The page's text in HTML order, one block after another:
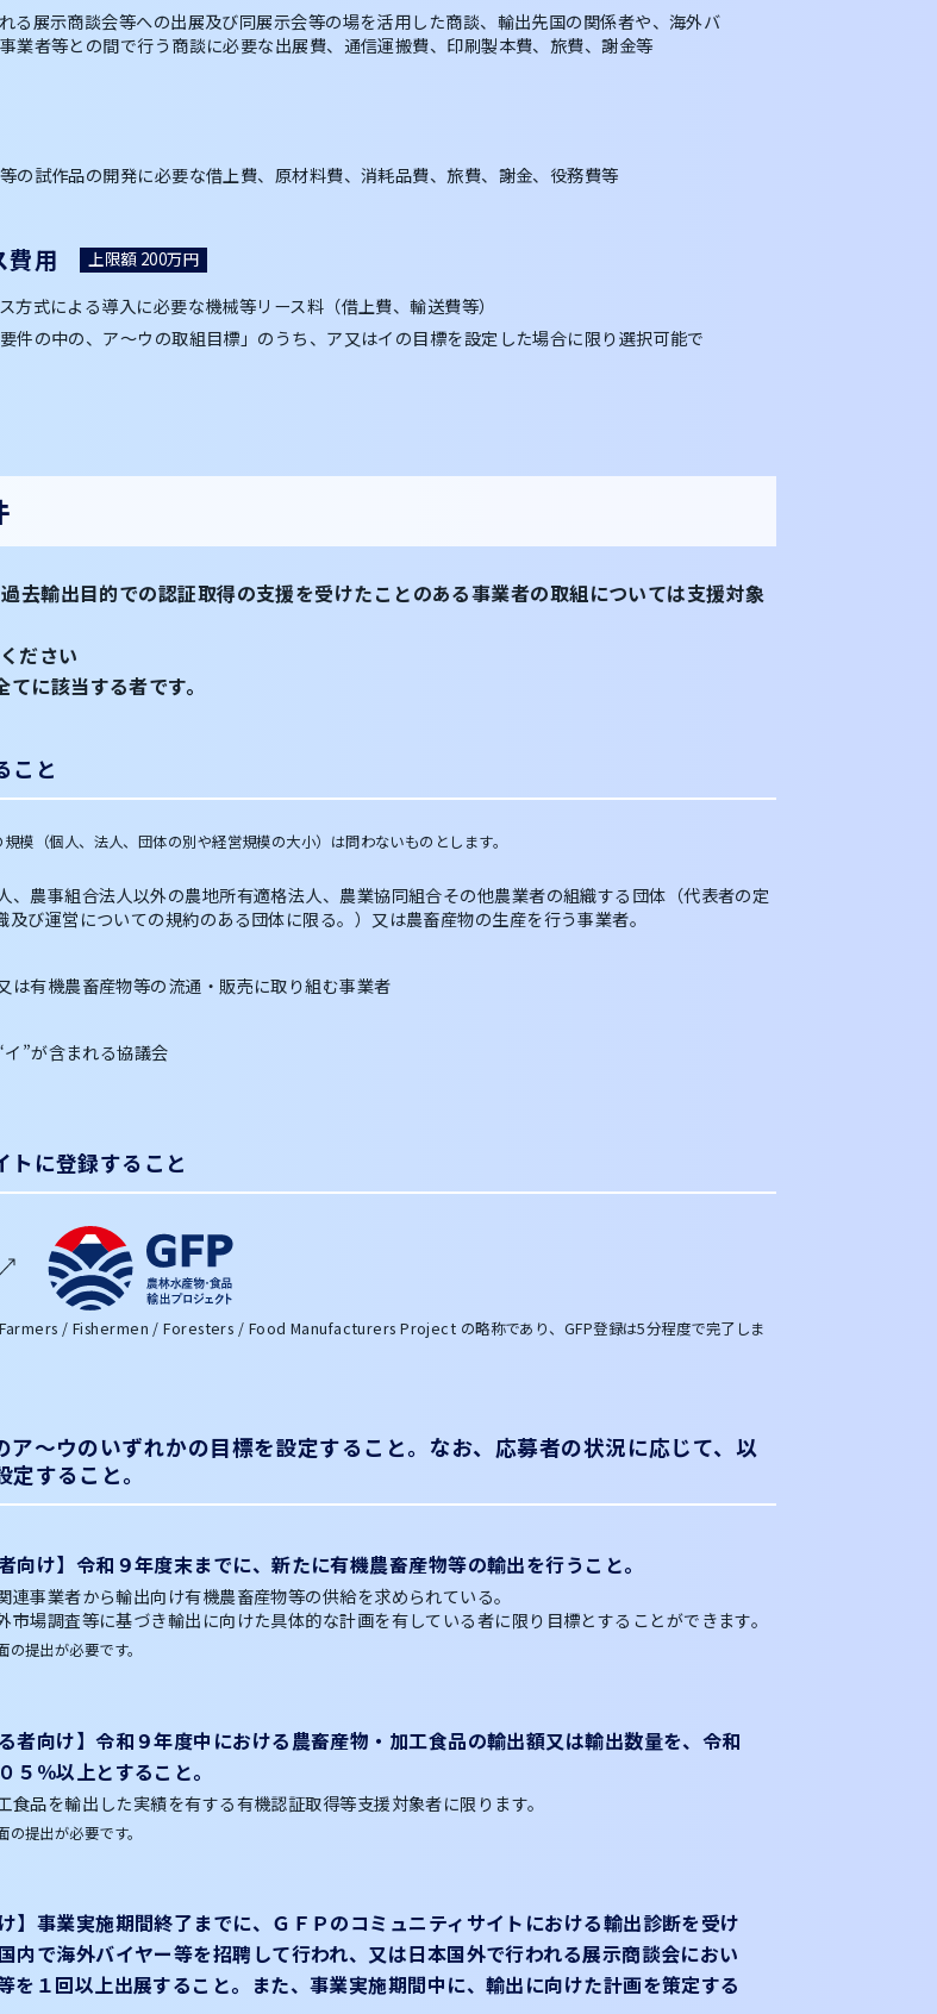
る展示商談会等への出展及び同展示会等の場を活用した商談、輸出先国の関係者や、海外バ
業者等との間で行う商談に必要な出展費、通信運搬費、印刷製本費、旅費、謝金等
の試作品の開発に必要な借上費、原材料費、消耗品費、旅費、謝金、役務費等
費用 上限額 200万円
方式による導入に必要な機械等リース料（借上費、輸送費等）
要件の中の、ア～ウの取組目標」のうち、ア又はイの目標を設定した場合に限り選択可能で
去輸出目的での認証取得の支援を受けたことのある事業者の取組については支援対象
ださい
に該当する者です。
こと
模（個人、法人、団体の別や経営規模の大小）は問わないものとします。
、農事組合法人以外の農地所有適格法人、農業協同組合その他農業者の組織する団体（代表者の定
及び運営についての規約のある団体に限る。）又は農畜産物の生産を行う事業者。
は有機農畜産物等の流通・販売に取り組む事業者
”が含まれる協議会
トに登録すること
/ Fishermen / Foresters / Food Manufacturers Project の略称であり、GFP登録は5分程度で完了しま
ア～ウのいずれかの目標を設定すること。なお、応募者の状況に応じて、以
すること。
向け】令和９年度末までに、新たに有機農畜産物等の輸出を行うこと。
連事業者から輸出向け有機農畜産物等の供給を求められている。
市場調査等に基づき輸出に向けた具体的な計画を有している者に限り目標とすることができます。
提出が必要です。
者向け】令和９年度中における農畜産物・加工食品の輸出額又は輸出数量を、令和
５％以上とすること。
食品を輸出した実績を有する有機認証取得等支援対象者に限ります。
提出が必要です。
】事業実施期間終了までに、ＧＦＰのコミュニティサイトにおける輸出診断を受け
内で海外バイヤー等を招聘して行われ、又は日本国外で行われる展示商談会におい
を１回以上出展すること。また、事業実施期間中に、輸出に向けた計画を策定する